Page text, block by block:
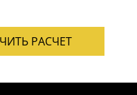
РАСЧЕТ